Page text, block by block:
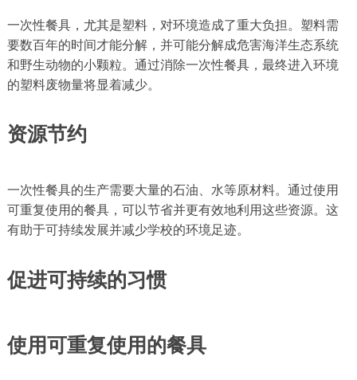
一次性餐具，尤其是塑料，对环境造成了重大负担。塑料需
要数百年的时间才能分解，并可能分解成危害海洋生态系统
和野生动物的小颗粒。通过消除一次性餐具，最终进入环境
的塑料废物量将显着减少。
资源节约
一次性餐具的生产需要大量的石油、水等原材料。通过使用
可重复使用的餐具，可以节省并更有效地利用这些资源。这
有助于可持续发展并减少学校的环境足迹。
促进可持续的习惯
使用可重复使用的餐具